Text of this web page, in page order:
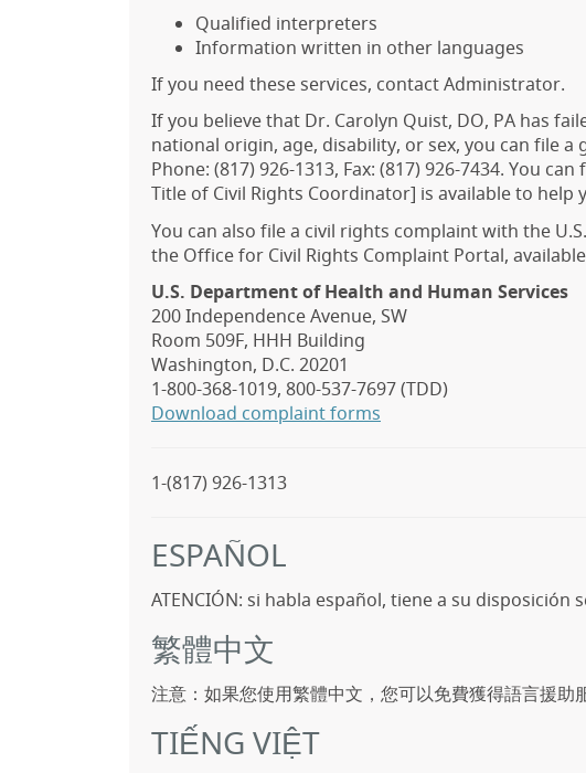
Qualified interpreters
Information written in other languages
If you need these services, contact Administrator.
If you believe that Dr. Carolyn Quist, DO, PA has
national origin, age, disability, or sex, you can file a
Phone: (817) 926-1313, Fax: (817) 926-7434. You
Title of Civil Rights Coordinator] is available to help
You can also file a civil rights complaint with the
the Office for Civil Rights Complaint Portal,
U.S. Department of Health and Human Services
200 Independence Avenue, SW
Room 509F, HHH Building
Washington, D.C. 20201
1-800-368-1019, 800-537-7697 (TDD)
Download complaint forms
1-(817) 926-1313
ESPAÑOL
ATENCIÓN: si habla español, tiene a su
繁體中文
注意：如果您使用繁體中文，您可以免費獲得語言援助
TIẾNG VIỆT